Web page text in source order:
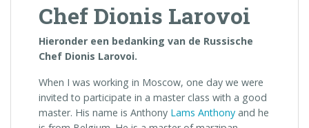
Chef Dionis Larovoi
Hieronder een bedanking van de Russische
Chef Dionis Larovoi.
When I was working in Moscow, one day we were
invited to participate in a master class with a good
master. His name is Anthony Lams Anthony and he